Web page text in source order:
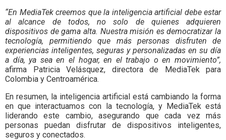
“En MediaTek creemos que la inteligencia artificial debe estar
al alcance de todos, no solo de quienes adquieren
dispositivos de gama alta. Nuestra misión es democratizar la
tecnología, permitiendo que más personas disfruten de
experiencias inteligentes, seguras y personalizadas en su día
a día, ya sea en el hogar, en el trabajo o en movimiento”,
afirma Patricia Velásquez, directora de MediaTek para
Colombia y Centroamérica.
En resumen, la inteligencia artificial está cambiando la forma
en que interactuamos con la tecnología, y MediaTek está
liderando este cambio, asegurando que cada vez más
personas puedan disfrutar de dispositivos inteligentes,
seguros y conectados.